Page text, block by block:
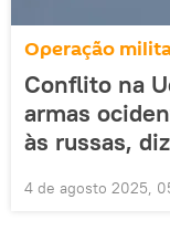
Operação
Conflito na
armas
às russas,
4 de agosto 2025,